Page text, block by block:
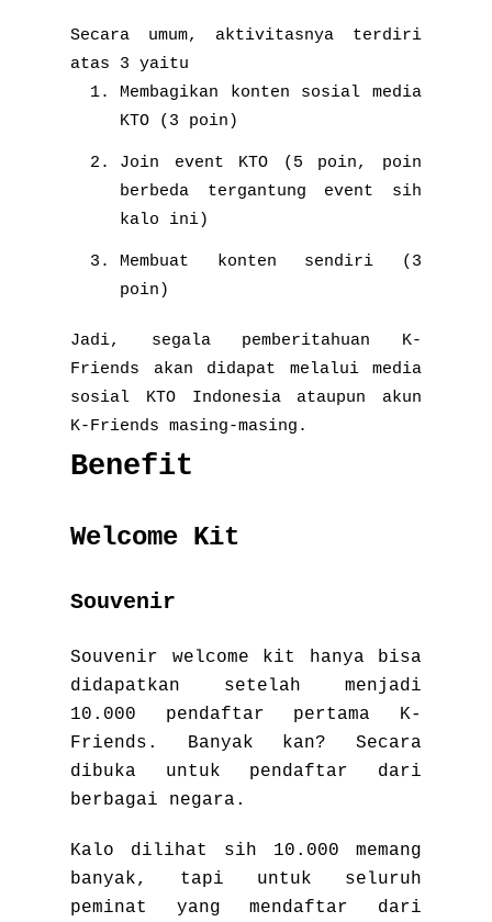
Secara umum, aktivitasnya terdiri
atas 3 yaitu
Membagikan konten sosial media
KTO (3 poin)
Join event KTO (5 poin, poin
berbeda tergantung event sih
kalo ini)
Membuat konten sendiri (3
poin)
Jadi, segala pemberitahuan K-
Friends akan didapat melalui media
sosial KTO Indonesia ataupun akun
K-Friends masing-masing.
Benefit
Welcome Kit
Souvenir
Souvenir welcome kit hanya bisa
didapatkan setelah menjadi
10.000 pendaftar pertama K-
Friends. Banyak kan? Secara
dibuka untuk pendaftar dari
berbagai negara.
Kalo dilihat sih 10.000 memang
banyak, tapi untuk seluruh
peminat yang mendaftar dari